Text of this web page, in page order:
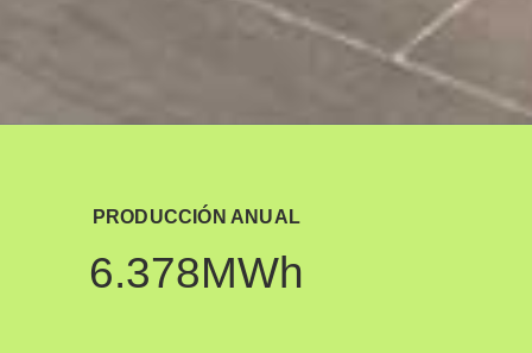
PRODUCCIÓN ANUAL
6.378MWh